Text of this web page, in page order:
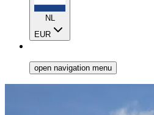
NL
EUR
open navigation menu